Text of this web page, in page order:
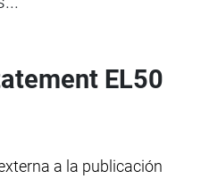
EL50
a la publicación